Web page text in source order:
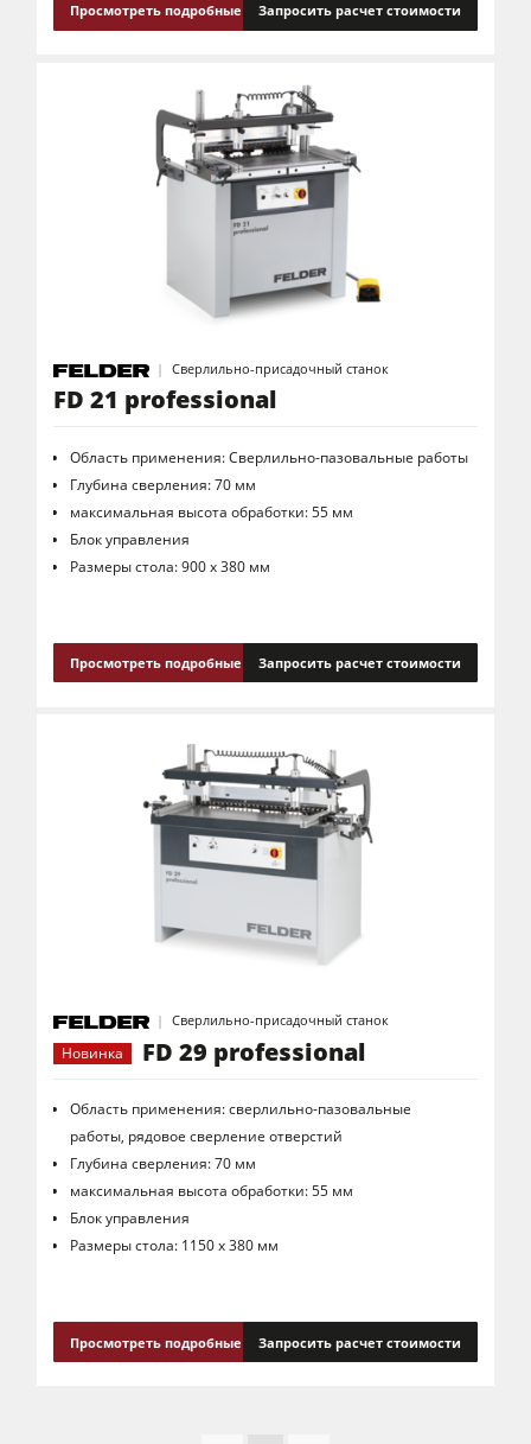
Просмотреть подробные сведенияЗапросить расчет стоимости
Сверлильно-присадочный станок
FD 21 professional
Область применения: Сверлильно-пазовальные работы
Глубина сверления: 70 мм
максимальная высота обработки: 55 мм
Блок управления
Размеры стола: 900 x 380 мм
Просмотреть подробные сведенияЗапросить расчет стоимости
Сверлильно-присадочный станок
Новинка
FD 29 professional
Область применения: cверлильно-пазовальные
работы, pядовое сверление отверстий
Глубина сверления: 70 мм
максимальная высота обработки: 55 мм
Блок управления
Размеры стола: 1150 x 380 мм
Просмотреть подробные сведенияЗапросить расчет стоимости